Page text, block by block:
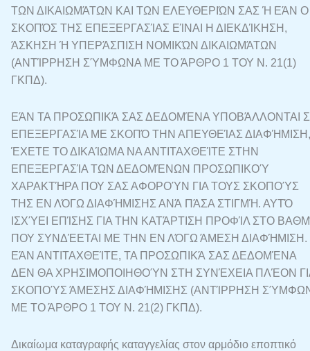
ΤΩΝ ΔΙΚΑΙΩΜΆΤΩΝ ΚΑΙ ΤΩΝ ΕΛΕΥΘΕΡΙΏΝ ΣΑΣ Ή ΕΆΝ Ο
ΣΚΟΠΌΣ ΤΗΣ ΕΠΕΞΕΡΓΑΣΊΑΣ ΕΊΝΑΙ Η ΔΙΕΚΔΊΚΗΣΗ,
ΆΣΚΗΣΗ Ή ΥΠΕΡΆΣΠΙΣΗ ΝΟΜΙΚΏΝ ΔΙΚΑΙΩΜΆΤΩΝ
(ΑΝΤΊΡΡΗΣΗ ΣΎΜΦΩΝΑ ΜΕ ΤΟ ΆΡΘΡΟ 1 ΤΟΥ Ν. 21(1)
ΓΚΠΔ).
ΕΆΝ ΤΑ ΠΡΟΣΩΠΙΚΆ ΣΑΣ ΔΕΔΟΜΈΝΑ ΥΠΟΒΆΛΛΟΝΤΑΙ
ΕΠΕΞΕΡΓΑΣΊΑ ΜΕ ΣΚΟΠΌ ΤΗΝ ΑΠΕΥΘΕΊΑΣ ΔΙΑΦΉΜΙΣΗ,
ΈΧΕΤΕ ΤΟ ΔΙΚΑΊΩΜΑ ΝΑ ΑΝΤΙΤΑΧΘΕΊΤΕ ΣΤΗΝ
ΕΠΕΞΕΡΓΑΣΊΑ ΤΩΝ ΔΕΔΟΜΈΝΩΝ ΠΡΟΣΩΠΙΚΟΎ
ΧΑΡΑΚΤΉΡΑ ΠΟΥ ΣΑΣ ΑΦΟΡΟΎΝ ΓΙΑ ΤΟΥΣ ΣΚΟΠΟΎΣ
ΤΗΣ ΕΝ ΛΌΓΩ ΔΙΑΦΉΜΙΣΗΣ ΑΝΆ ΠΆΣΑ ΣΤΙΓΜΉ. ΑΥΤΌ
ΙΣΧΎΕΙ ΕΠΊΣΗΣ ΓΙΑ ΤΗΝ ΚΑΤΆΡΤΙΣΗ ΠΡΟΦΊΛ ΣΤΟ
ΠΟΥ ΣΥΝΔΈΕΤΑΙ ΜΕ ΤΗΝ ΕΝ ΛΌΓΩ ΆΜΕΣΗ ΔΙΑΦΉΜΙΣΗ.
ΕΆΝ ΑΝΤΙΤΑΧΘΕΊΤΕ, ΤΑ ΠΡΟΣΩΠΙΚΆ ΣΑΣ ΔΕΔΟΜΈΝΑ
ΔΕΝ ΘΑ ΧΡΗΣΙΜΟΠΟΙΗΘΟΎΝ ΣΤΗ ΣΥΝΈΧΕΙΑ ΠΛΈΟΝ
ΣΚΟΠΟΎΣ ΆΜΕΣΗΣ ΔΙΑΦΉΜΙΣΗΣ (ΑΝΤΊΡΡΗΣΗ
ΜΕ ΤΟ ΆΡΘΡΟ 1 ΤΟΥ Ν. 21(2) ΓΚΠΔ).
Δικαίωμα καταγραφής καταγγελίας στον αρμόδιο εποπτικό